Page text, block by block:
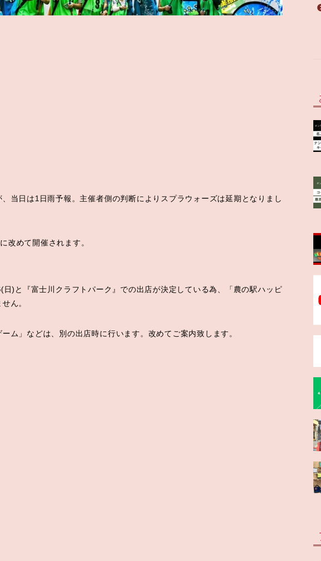
当日は1日雨予報。主催者側の判断によりスプラウォーズは延期となりまし
改めて開催されます。
日)と『富士川クラフトパーク』での出店が決定している為、「農の駅ハッピ
ん。
ム」などは、別の出店時に行います。改めてご案内致します。